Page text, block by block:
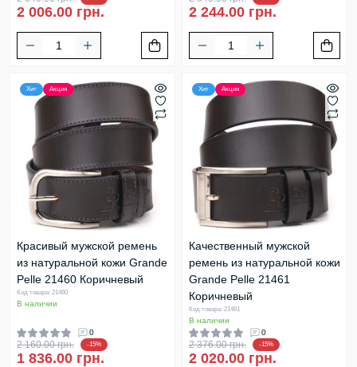
2 006.00 грн. 2 244.00 грн.
Хит Акция
Красивый мужской ремень
из натуральной кожи Grande
Pelle 21460 Коричневый
Код товара: 21460
В наличии
0
2 160.00 грн. -15%
1 836.00 грн.
Хит Акция
Качественный мужской
ремень из натуральной кожи
Grande Pelle 21461
Коричневый
Код товара: 21461
В наличии
0
2 376.00 грн. -15%
2 020.00 грн.